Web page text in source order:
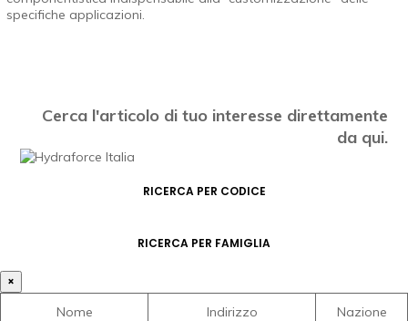
specifiche applicazioni.
Cerca l'articolo di tuo interesse direttamente
da qui.
RICERCA PER CODICE
RICERCA PER FAMIGLIA
×
Nome Indirizzo Nazione